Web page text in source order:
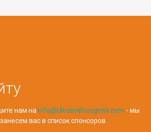
нам наinfo@UkrainaIncognita.com - мы
вас в список спонсоров.